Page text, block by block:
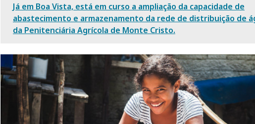
Já em Boa Vista, está em curso a ampliação da capacidade de
abastecimento e armazenamento da rede de distribuição de
da Penitenciária Agrícola de Monte Cristo.